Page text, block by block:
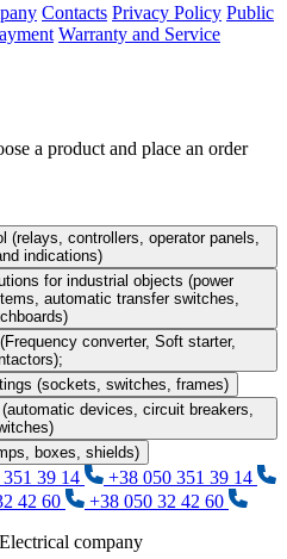
Contacts Privacy Policy Public
Warranty and Service
a product and place an order
(relays, controllers, operator panels,
indications)
for industrial objects (power
automatic transfer switches,
converter, Soft starter,
(sockets, switches, frames)
devices, circuit breakers,
boxes, shields)
39 14
+38 050 351 39 14
42 60
+38 050 32 42 60
company